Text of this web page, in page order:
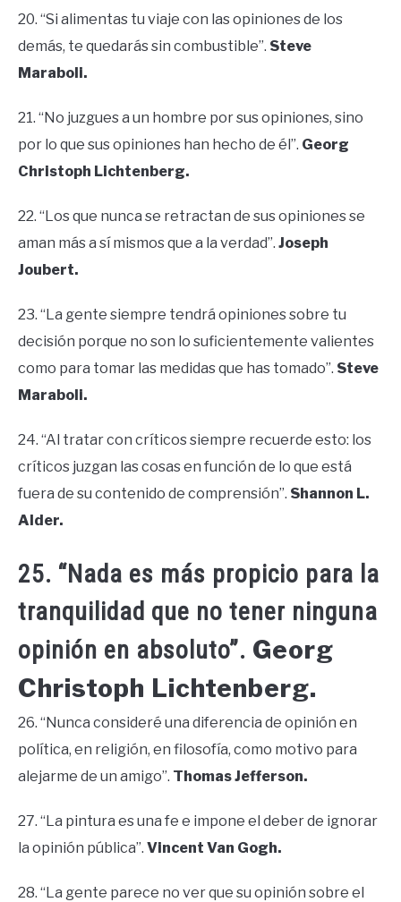
20. “Si alimentas tu viaje con las opiniones de los
demás, te quedarás sin combustible”. Steve
Maraboli.
21. “No juzgues a un hombre por sus opiniones, sino
por lo que sus opiniones han hecho de él”. Georg
Christoph Lichtenberg.
22. “Los que nunca se retractan de sus opiniones se
aman más a sí mismos que a la verdad”. Joseph
Joubert.
23. “La gente siempre tendrá opiniones sobre tu
decisión porque no son lo suficientemente valientes
como para tomar las medidas que has tomado”. Steve
Maraboli.
24. “Al tratar con críticos siempre recuerde esto: los
críticos juzgan las cosas en función de lo que está
fuera de su contenido de comprensión”. Shannon L.
Alder.
25. “Nada es más propicio para la
tranquilidad que no tener ninguna
opinión en absoluto”. Georg
Christoph Lichtenberg.
26. “Nunca consideré una diferencia de opinión en
política, en religión, en filosofía, como motivo para
alejarme de un amigo”. Thomas Jefferson.
27. “La pintura es una fe e impone el deber de ignorar
la opinión pública”. Vincent Van Gogh.
28. “La gente parece no ver que su opinión sobre el